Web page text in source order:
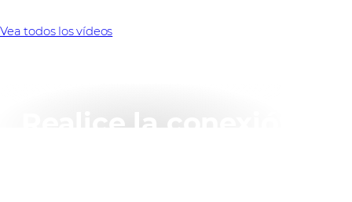
Vea todos los vídeos
Realice la conexión